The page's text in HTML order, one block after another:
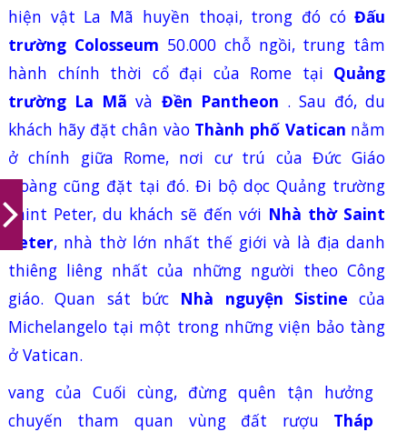
hiện vật La Mã huyền thoại, trong đó cóĐấu
trường Colosseum 50.000 chỗ ngồi, trung tâm
hành chính thời cổ đại của Rome tại Quảng
trường La Mãvà Đền Pantheon . Sau đó, du
khách hãy đặt chân vào Thành phố Vatican nằm
ở chính giữa Rome, nơi cư trú của Đức Giáo
Hoàng cũng đặt tại đó. Đi bộ dọc Quảng trường
Saint Peter, du khách sẽ đến với Nhà thờ Saint
Peter, nhà thờ lớn nhất thế giới và là địa danh
thiêng liêng nhất của những người theo Công
giáo. Quan sát bức Nhà nguyện Sistine của
Michelangelo tại một trong những viện bảo tàng
ở Vatican.
vang của Cuối cùng, đừng quên tận hưởng
chuyến tham quan vùng đất rượu Tháp